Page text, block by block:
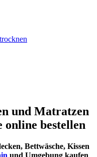
und Matratzen
online bestellen
Bettwäsche, Kissen
und Umgebung kaufen